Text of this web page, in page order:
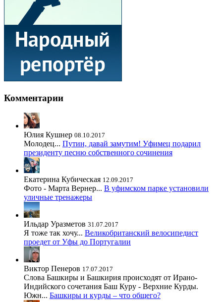
Комментарии
Юлия Кушнер 08.10.2017
Молодец... Путин, давай замутим! Уфимец подарил
президенту песню собственного сочинения
Екатерина Кубическая 12.09.2017
Фото - Марта Вернер... В уфимском парке установили
уличные тренажеры
Ильдар Уразметов 31.07.2017
Я тоже так хочу... Великобританский велосипедист
проедет от Уфы до Португалии
Виктор Пенеров 17.07.2017
Слова Башкиры и Башкирия происходят от Ирано-
Индийского сочетания Баш Куру - Верхние Курды.
Южн... Башкиры и курды – что общего?